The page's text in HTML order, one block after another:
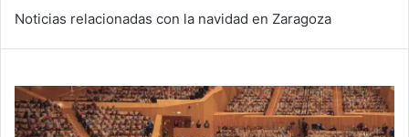
Noticias relacionadas con la navidad en Zaragoza